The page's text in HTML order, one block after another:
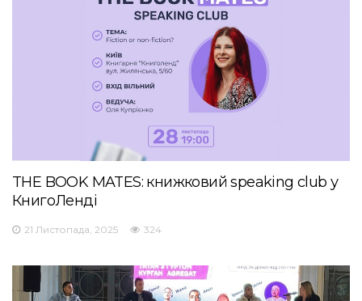
THE BOOK MATES: книжковий speaking club у
КнигоЛенді
21 Листопада, 2025 324